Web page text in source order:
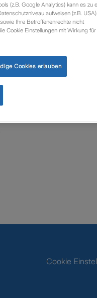
im
in das Stand-Alone-
Cookie
(z.B. Google Analytics) kann es zu
aufweisen (z.B.
Ihre Betroffenenrechte nicht
Cookie Einstellungen mit Wirkung
Cookies erlauben